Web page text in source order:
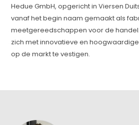
Hedue GmbH, opgericht in Viersen
vanaf het begin naam gemaakt als
meetgereedschappen voor de
zich met innovatieve en
op de markt te vestigen.